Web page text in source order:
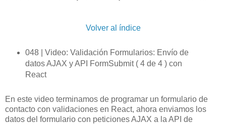
Volver al índice
048 | Video: Validación Formularios: Envío de
datos AJAX y API FormSubmit ( 4 de 4 ) con
React
En este video terminamos de programar un formulario de
contacto con validaciones en React, ahora enviamos los
datos del formulario con peticiones AJAX a la API de